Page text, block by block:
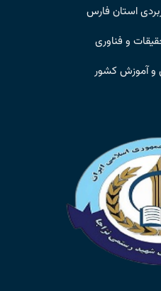
استان فارس
و فناوری
آموزش کشور